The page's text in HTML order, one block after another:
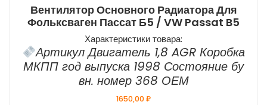
Вентилятор Основного Радиатора Для
Фольксваген Пассат Б5 / VW Passat B5
Характеристики товара:
Артикул Двигатель 1,8 AGR Коробка
МКПП год выпуска 1998 Состояние бу
вн. номер 368 ОЕМ
1650,00₽